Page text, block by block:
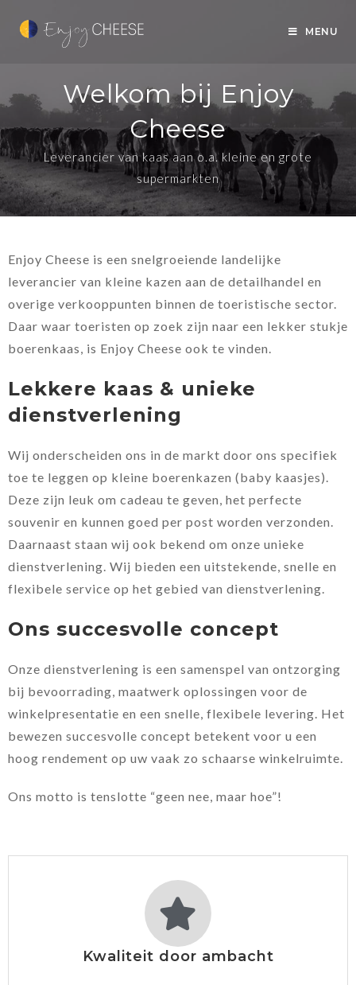
MENU
Welkom bij Enjoy
Cheese
Leverancier van kaas aan o.a. kleine en grote
supermarkten
Enjoy Cheese is een snelgroeiende landelijke
leverancier van kleine kazen aan de detailhandel en
overige verkooppunten binnen de toeristische sector.
Daar waar toeristen op zoek zijn naar een lekker stukje
boerenkaas, is Enjoy Cheese ook te vinden.
Lekkere kaas & unieke
dienstverlening
Wij onderscheiden ons in de markt door ons specifiek
toe te leggen op kleine boerenkazen (baby kaasjes).
Deze zijn leuk om cadeau te geven, het perfecte
souvenir en kunnen goed per post worden verzonden.
Daarnaast staan wij ook bekend om onze unieke
dienstverlening. Wij bieden een uitstekende, snelle en
flexibele service op het gebied van dienstverlening.
Ons succesvolle concept
Onze dienstverlening is een samenspel van ontzorging
bij bevoorrading, maatwerk oplossingen voor de
winkelpresentatie en een snelle, flexibele levering. Het
bewezen succesvolle concept betekent voor u een
hoog rendement op uw vaak zo schaarse winkelruimte.
Ons motto is tenslotte “geen nee, maar hoe”!
Kwaliteit door ambacht